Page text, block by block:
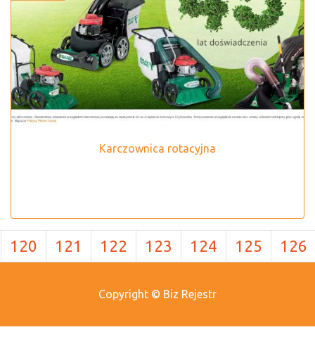
Karczownica rotacyjna
120 121 122 123 124 125 126
Copyright © Biz Rejestr